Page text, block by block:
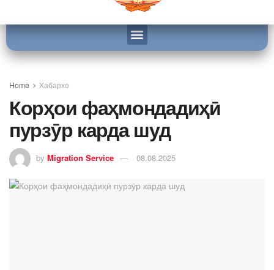
Home Хабархо
Корҳои фаҳмондадиҳӣ
пурзӯр карда шуд
by Migration Service 08.08.2025